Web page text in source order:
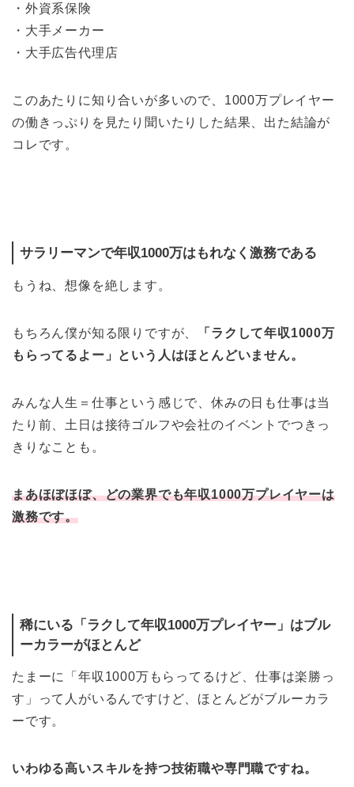
・外資系保険
・大手メーカー
・大手広告代理店
このあたりに知り合いが多いので、1000万プレイヤー
の働きっぷりを見たり聞いたりした結果、出た結論が
コレです。
サラリーマンで年収1000万はもれなく激務である
もうね、想像を絶します。
もちろん僕が知る限りですが、
「ラクして年収1000万
もらってるよー」という人はほとんどいません。
みんな人生＝仕事という感じで、休みの日も仕事は当
たり前、土日は接待ゴルフや会社のイベントでつきっ
きりなことも。
まあほぼほぼ、どの業界でも年収1000万プレイヤーは
激務です。
稀にいる「ラクして年収1000万プレイヤー」はブル
ーカラーがほとんど
たまーに「年収1000万もらってるけど、仕事は楽勝っ
す」って人がいるんですけど、ほとんどがブルーカラ
ーです。
いわゆる高いスキルを持つ技術職や専門職ですね。